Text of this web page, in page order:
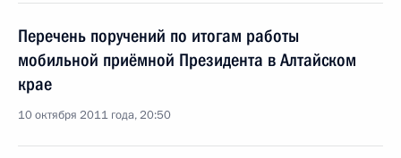
Перечень поручений по итогам работы
мобильной приёмной Президента в Алтайском
крае
10 октября 2011 года, 20:50